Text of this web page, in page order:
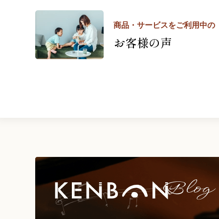
商品・サービスをご利用中の
お客様の声